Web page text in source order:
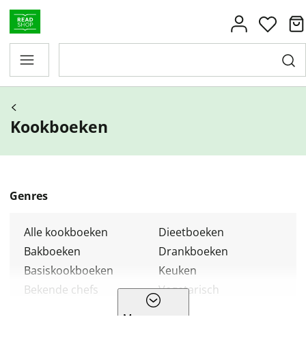
Kookboeken
Genres
Alle kookboeken
Bakboeken
Basiskookboeken
Bekende chefs
Dieetboeken
Drankboeken
Keuken
Vegetarisch
Meer genres